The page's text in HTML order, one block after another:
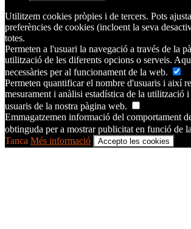
Utilitzem cookies pròpies i de tercers. Pots
preferències de cookies (incloent la seva
totes.
Permeten a l'usuari la navegació a través de la
utilització de les diferents opcions o serveis.
necessàries per al funcionament de la web.
Permeten quantificar el nombre d'usuaris i així
mesurament i anàlisi estadística de la utilització
usuaris de la nostra pàgina web.
Emmagatzemen informació del comportament
obtinguda per a mostrar publicitat en funció de
Tanca Més informació Accepto les cookies